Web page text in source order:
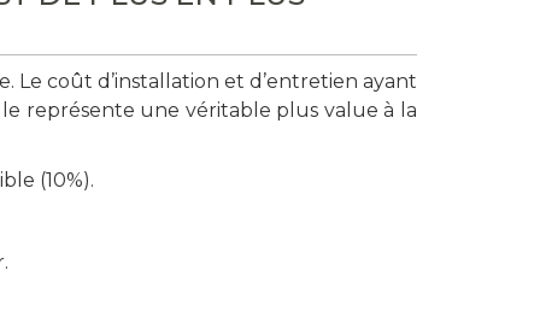
Le coût d’installation et d’entretien ayant
représente une véritable plus value à la
(10%).